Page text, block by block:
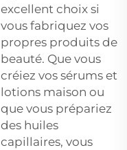
excellent choix si
vous fabriquez vos
propres produits de
beauté. Que vous
créiez vos sérums et
lotions maison ou
que vous prépariez
des huiles
capillaires, vous